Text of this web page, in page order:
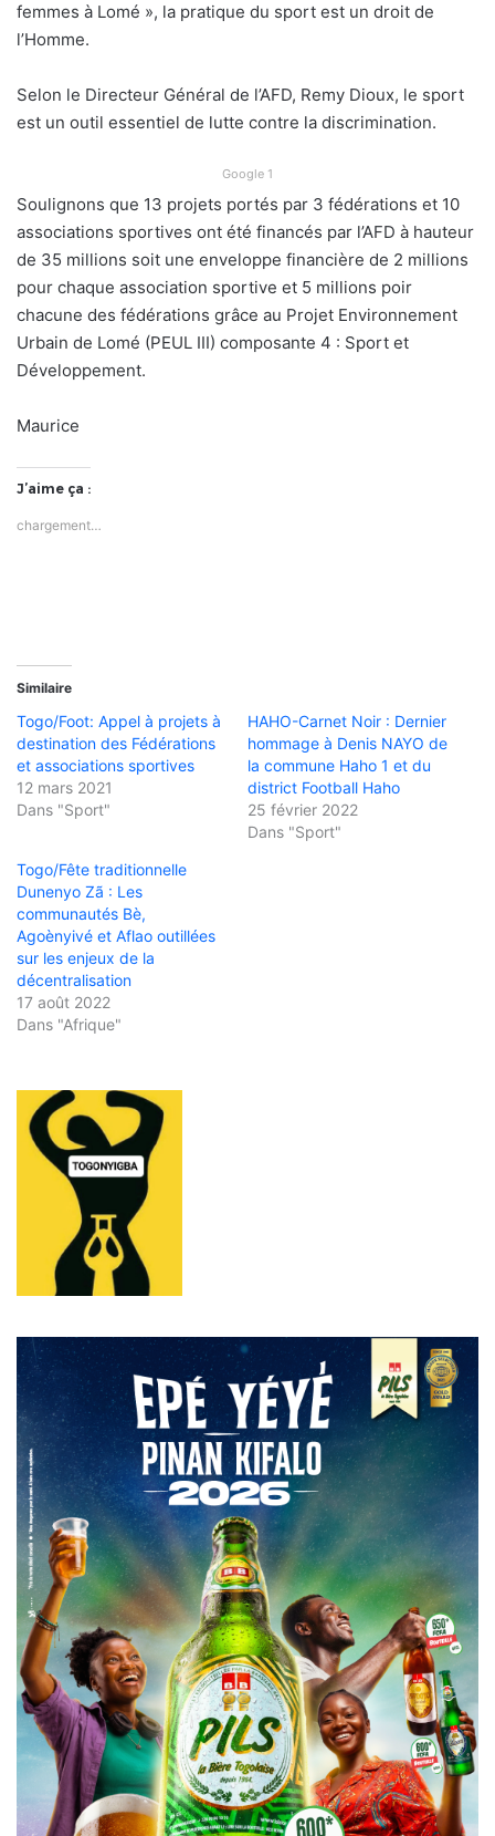
femmes à Lomé », la pratique du sport est un droit de
l’Homme.
Selon le Directeur Général de l’AFD, Remy Dioux, le sport
est un outil essentiel de lutte contre la discrimination.
Google 1
Soulignons que 13 projets portés par 3 fédérations et 10
associations sportives ont été financés par l’AFD à hauteur
de 35 millions soit une enveloppe financière de 2 millions
pour chaque association sportive et 5 millions poir
chacune des fédérations grâce au Projet Environnement
Urbain de Lomé (PEUL III) composante 4 : Sport et
Développement.
Maurice
J’aime ça :
chargement…
Similaire
Togo/Foot: Appel à projets à
destination des Fédérations
et associations sportives
12 mars 2021
Dans "Sport"
HAHO-Carnet Noir : Dernier
hommage à Denis NAYO de
la commune Haho 1 et du
district Football Haho
25 février 2022
Dans "Sport"
Togo/Fête traditionnelle
Dunenyo Zã : Les
communautés Bè,
Agoènyivé et Aflao outillées
sur les enjeux de la
décentralisation
17 août 2022
Dans "Afrique"